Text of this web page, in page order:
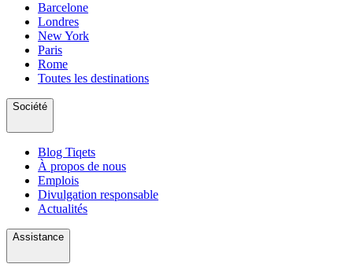
Barcelone
Londres
New York
Paris
Rome
Toutes les destinations
Société
Blog Tiqets
À propos de nous
Emplois
Divulgation responsable
Actualités
Assistance